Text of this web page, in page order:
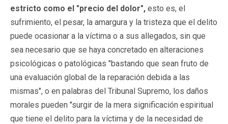
estricto como el "precio del dolor", esto es, el
sufrimiento, el pesar, la amargura y la tristeza que el delito
puede ocasionar a la víctima o a sus allegados, sin que
sea necesario que se haya concretado en alteraciones
psicológicas o patológicas "bastando que sean fruto de
una evaluación global de la reparación debida a las
mismas", o en palabras del Tribunal Supremo, los daños
morales pueden "surgir de la mera significación espiritual
que tiene el delito para la víctima y de la necesidad de